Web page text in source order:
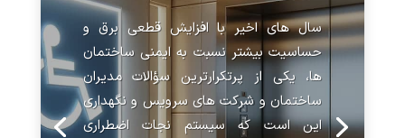
سال های اخیر با افزایش قطعی برق و
حساسیت بیشتر نسبت به ایمنی ساختمان
ها، یکی از پرتکرارترین سؤالات مدیران
ساختمان و شرکت های سرویس و نگهداری
این است که سیستم نجات اضطراری